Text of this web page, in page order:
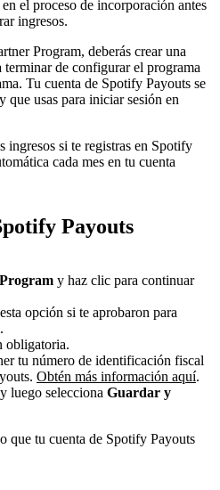
el proceso de incorporación antes
ingresos.
Program, deberás crear una
de configurar el programa
Tu cuenta de Spotify Payouts se
que usas para iniciar sesión en
ingresos si te registras en Spotify
cada mes en tu cuenta
Payouts
y haz clic para continuar
opción si te aprobaron para
obligatoria.
tu número de identificación fiscal
Obtén más información aquí.
luego selecciona Guardar y
que tu cuenta de Spotify Payouts